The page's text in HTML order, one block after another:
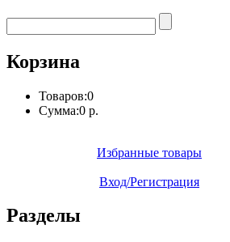
Корзина
Товаров:0
Сумма:0 р.
Избранные товары
Вход/Регистрация
Разделы